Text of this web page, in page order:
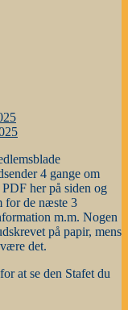
4 gange om
her på siden og
for de næste 3
m.m. Nogen
på papir, mens
det.
at se den Stafet du